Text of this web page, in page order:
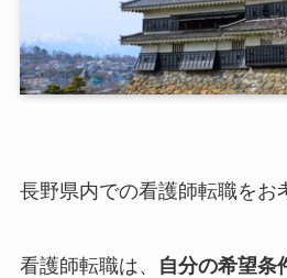
長野県内での看護師転職をお
看護師転職は、
自分の希望条